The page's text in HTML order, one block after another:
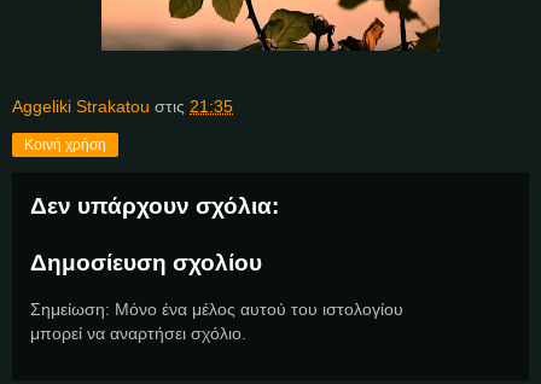
Aggeliki Strakatou στις 21:35
Κοινή χρήση
Δεν υπάρχουν σχόλια:
Δημοσίευση σχολίου
Σημείωση: Μόνο ένα μέλος αυτού του ιστολογίου
μπορεί να αναρτήσει σχόλιο.